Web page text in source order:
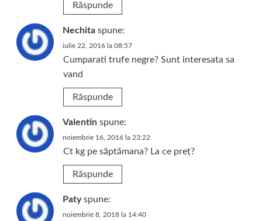
Răspunde
Nechita spune:
iulie 22, 2016 la 08:57
Cumparati trufe negre? Sunt interesata sa
vand
Răspunde
Valentin spune:
noiembrie 16, 2016 la 23:22
Ct kg pe săptămana? La ce preț?
Răspunde
Paty spune:
noiembrie 8, 2018 la 14:40